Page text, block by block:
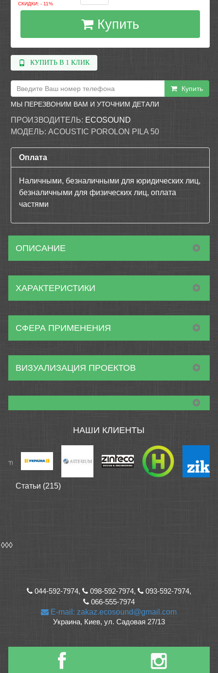
СКИДКИ: - 11%
Купить
КУПИТЬ В 1 КЛИК
Купить
МЫ ПЕРЕЗВОНИМ ВАМ И УТОЧНИМ ДЕТАЛИ
ПРОИЗВОДИТЕЛЬ: ECOSOUND
МОДЕЛЬ: ACOUSTIC POROLON PILA 50
Оплата
Наличными, безналичными для юридических лиц,
безналичными для физических лиц, оплата
частями
ОПИСАНИЕ
ХАРАКТЕРИСТИКИ
СФЕРА ПРИМЕНЕНИЯ
ВИЗУАЛИЗАЦИЯ ПРОЕКТОВ
НАШИ КЛИЕНТЫ
Статьи (215)
◊◊◊
044-592-7974, 098-592-7974,
093-592-7974,
066-555-7974
E-mail: zakaz.ecosound@gmail.com
Украина, Киев, ул. Садовая 27/13